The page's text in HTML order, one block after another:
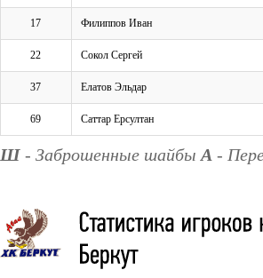
17 Филиппов Иван
22 Сокол Сергей
37 Елатов Эльдар
69 Саттар Ерсултан
Ш - Заброшенные шайбы А -